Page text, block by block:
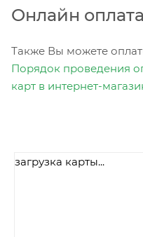
Онлайн
Также Вы можете
Порядок проведения
карт в интернет-
загрузка карты...